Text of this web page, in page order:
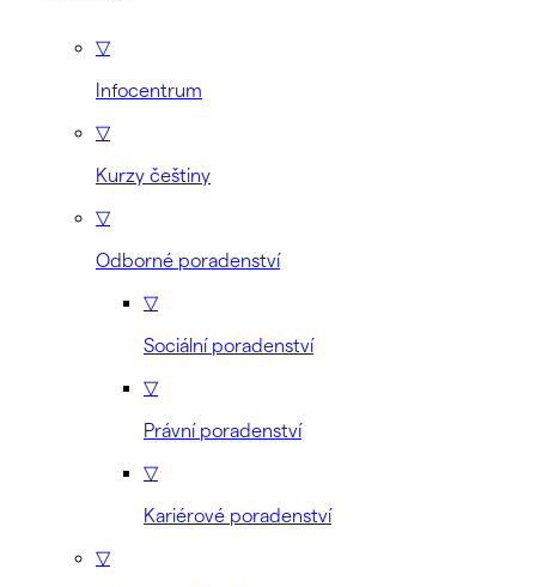
▽
Infocentrum
▽
Kurzy češtiny
▽
Odborné poradenství
▽
Sociální poradenství
▽
Právní poradenství
▽
Kariérové poradenství
▽